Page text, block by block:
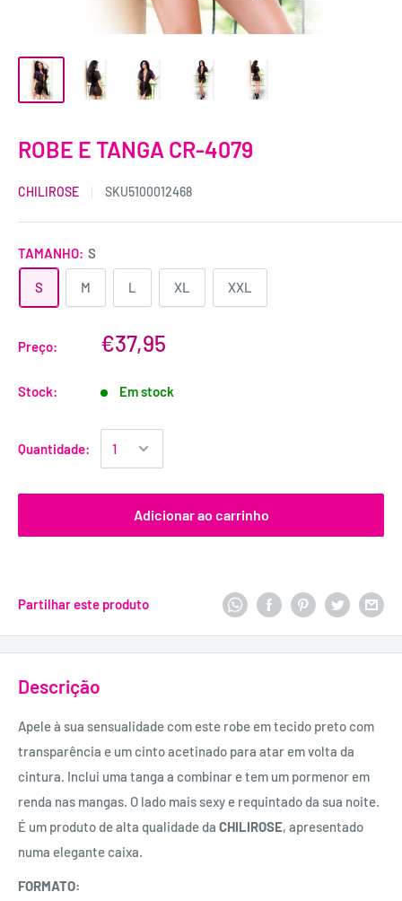
ROBE E TANGA CR-4079
CHILIROSE SKU5100012468
TAMANHO: S
S M L XL XXL
Preço: €37,95
Stock: Em stock
Quantidade:
Adicionar ao carrinho
Partilhar este produto
Descrição
Apele à sua sensualidade com este robe em tecido preto com
transparência e um cinto acetinado para atar em volta da
cintura. Inclui uma tanga a combinar e tem um pormenor em
renda nas mangas. O lado mais sexy e requintado da sua noite.
É um produto de alta qualidade da CHILIROSE, apresentado
numa elegante caixa.
FORMATO: